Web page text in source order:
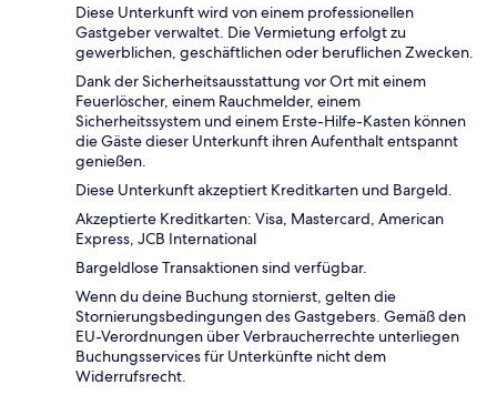
Diese Unterkunft wird von einem professionellen
Gastgeber verwaltet. Die Vermietung erfolgt zu
gewerblichen, geschäftlichen oder beruflichen Zwecken.
Dank der Sicherheitsausstattung vor Ort mit einem
Feuerlöscher, einem Rauchmelder, einem
Sicherheitssystem und einem Erste-Hilfe-Kasten können
die Gäste dieser Unterkunft ihren Aufenthalt entspannt
genießen.
Diese Unterkunft akzeptiert Kreditkarten und Bargeld.
Akzeptierte Kreditkarten: Visa, Mastercard, American
Express, JCB International
Bargeldlose Transaktionen sind verfügbar.
Wenn du deine Buchung stornierst, gelten die
Stornierungsbedingungen des Gastgebers. Gemäß den
EU-Verordnungen über Verbraucherrechte unterliegen
Buchungsservices für Unterkünfte nicht dem
Widerrufsrecht.